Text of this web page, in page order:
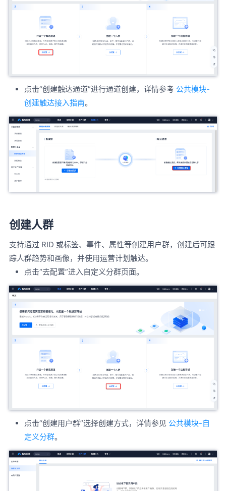
点击“创建触达通道”进行通道创建，详情参考 公共模块-
创建触达接入指南。
创建人群
支持通过 RID 或标签、事件、属性等创建用户群，创建后可跟
踪人群趋势和画像，并使用运营计划触达。
点击“去配置”进入自定义分群页面。
点击“创建用户群”选择创建方式，详情参见 公共模块-自
定义分群。